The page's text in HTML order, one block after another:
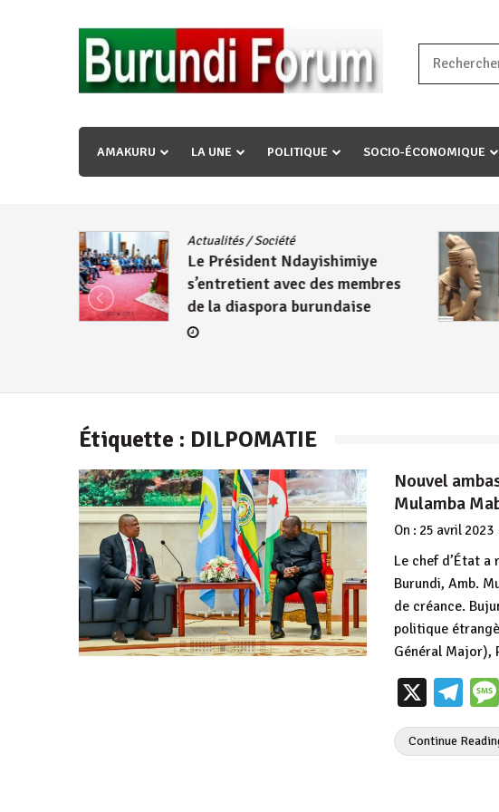
« Ingorane si ugupfa , ingorane ni ugupfa nabi ,gupfa ataco
uzopfire neza umuryango n’igihugu cakwibarutse ? »
AMAKURU LA UNE POLITIQUE SOCIO-ÉCONOMIQUE
Actualités/Société
Le Président Ndayishimiye
s’entretient avec des membres
de la diaspora burundaise
Étiquette : DILPOMATIE
Nouvel
Mulamba
On : 25 avril 2023
Le chef d’État a
Burundi, Amb.
de créance.
politique
Général Major),
X
Continue